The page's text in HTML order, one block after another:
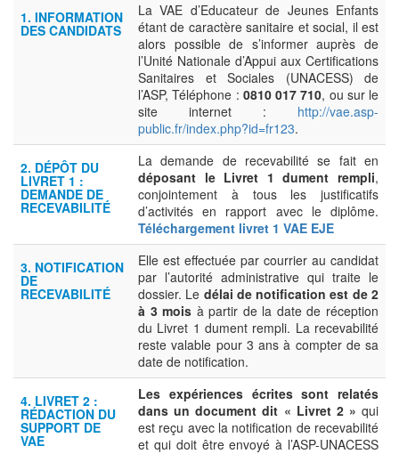
1. INFORMATION
DES CANDIDATS
La VAE d’Educateur de Jeunes Enfants
étant de caractère sanitaire et social, il est
alors possible de s’informer auprès de
l’Unité Nationale d’Appui aux Certifications
Sanitaires et Sociales (UNACESS) de
l’ASP, Téléphone : 0810 017 710, ou sur le
site internet : http://vae.asp-
public.fr/index.php?id=fr123.
2. DÉPÔT DU
LIVRET 1 :
DEMANDE DE
RECEVABILITÉ
La demande de recevabilité se fait en
déposant le Livret 1 dument rempli,
conjointement à tous les justificatifs
d’activités en rapport avec le diplôme.
Téléchargement livret 1 VAE EJE
3. NOTIFICATION
DE
RECEVABILITÉ
Elle est effectuée par courrier au candidat
par l’autorité administrative qui traite le
dossier. Le délai de notification est de 2
à 3 mois à partir de la date de réception
du Livret 1 dument rempli. La recevabilité
reste valable pour 3 ans à compter de sa
date de notification.
4. LIVRET 2 :
RÉDACTION DU
SUPPORT DE
VAE
Les expériences écrites sont relatés
dans un document dit « Livret 2 » qui
est reçu avec la notification de recevabilité
et qui doit être envoyé à l’ASP-UNACESS